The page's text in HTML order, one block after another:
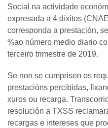
Social na actividade
expresada a 4 díxitos
corresponda a prestación,
%ao número medio diario
terceiro trimestre de 2019.
Se non se cumprisen os
prestacións percibidas,
xuros ou recarga.
resolución a TXSS
recargas e intereses que